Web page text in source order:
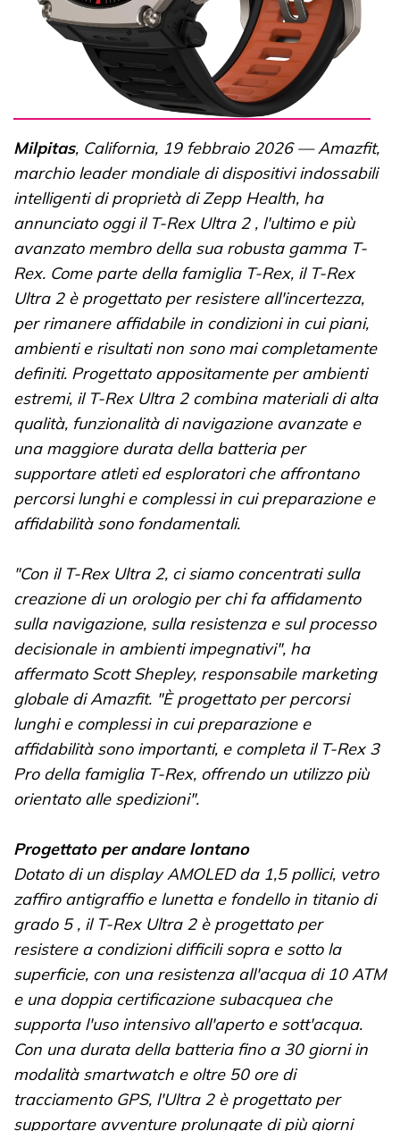
Milpitas, California, 19 febbraio 2026 — Amazfit,
marchio leader mondiale di dispositivi indossabili
intelligenti di proprietà di Zepp Health, ha
annunciato oggi il T-Rex Ultra 2 , l'ultimo e più
avanzato membro della sua robusta gamma T-
Rex. Come parte della famiglia T-Rex, il T-Rex
Ultra 2 è progettato per resistere all'incertezza,
per rimanere affidabile in condizioni in cui piani,
ambienti e risultati non sono mai completamente
definiti. Progettato appositamente per ambienti
estremi, il T-Rex Ultra 2 combina materiali di alta
qualità, funzionalità di navigazione avanzate e
una maggiore durata della batteria per
supportare atleti ed esploratori che affrontano
percorsi lunghi e complessi in cui preparazione e
affidabilità sono fondamentali.
"Con il T-Rex Ultra 2, ci siamo concentrati sulla
creazione di un orologio per chi fa affidamento
sulla navigazione, sulla resistenza e sul processo
decisionale in ambienti impegnativi", ha
affermato Scott Shepley, responsabile marketing
globale di Amazfit. "È progettato per percorsi
lunghi e complessi in cui preparazione e
affidabilità sono importanti, e completa il T-Rex 3
Pro della famiglia T-Rex, offrendo un utilizzo più
orientato alle spedizioni".
Progettato per andare lontano
Dotato di un display AMOLED da 1,5 pollici, vetro
zaffiro antigraffio e lunetta e fondello in titanio di
grado 5 , il T-Rex Ultra 2 è progettato per
resistere a condizioni difficili sopra e sotto la
superficie, con una resistenza all'acqua di 10 ATM
e una doppia certificazione subacquea che
supporta l'uso intensivo all'aperto e sott'acqua.
Con una durata della batteria fino a 30 giorni in
modalità smartwatch e oltre 50 ore di
tracciamento GPS, l'Ultra 2 è progettato per
supportare avventure prolungate di più giorni